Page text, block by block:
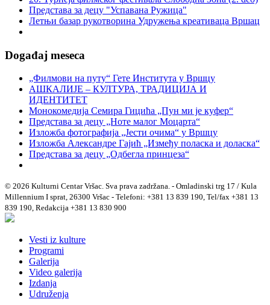
Представа за децу "Успавана Ружица"
Летњи базар рукотворина Удружења креативаца Вршац
Događaj meseca
„Филмови на путу“ Гетe Института у Вршцу
АШКАЛИЈЕ – КУЛТУРА, ТРАДИЦИЈА И
ИДЕНТИТЕТ
Монокомедија Семира Гицића „Пун ми је куфер“
Представа за децу „Ноте малог Моцарта“
Изложба фотографија „Јести очима“ у Вршцу
Изложба Александре Гајић „Између поласка и доласка“
Представа за децу „Одбегла принцеза“
© 2026 Kulturni Centar Vršac. Sva prava zadržana. - Omladinski trg 17 / Kula
Millennium I sprat, 26300 Vršac - Telefoni: +381 13 839 190, Tel/fax +381 13
839 190, Redakcija +381 13 830 900
Vesti iz kulture
Programi
Galerija
Video galerija
Izdanja
Udruženja